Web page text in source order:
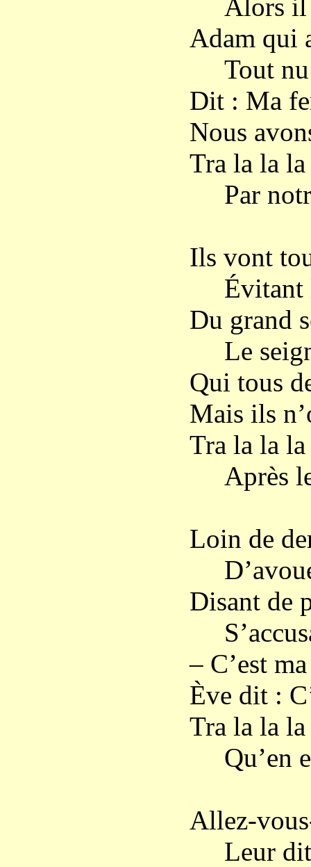
Alors il
Adam qui
Tout nu
Dit : Ma
Nous
Tra la la
Par
Ils vont
Évitant
Du grand
Le
Qui tous
Mais ils
Tra la la
Après
Loin de
Disant de
– C’est
Ève dit :
Tra la la
Qu’en
Allez-
Leur dit